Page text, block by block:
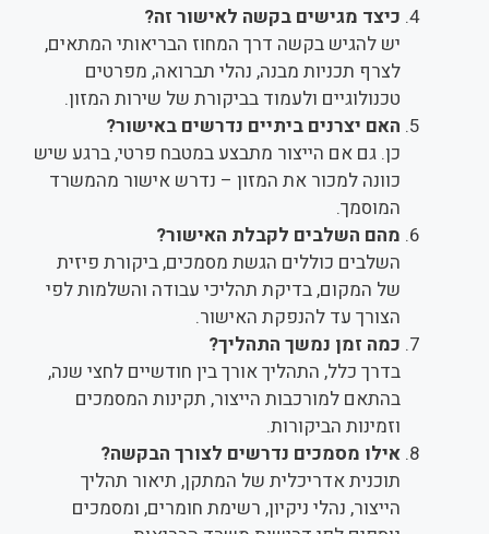
כיצד מגישים בקשה לאישור זה?
יש להגיש בקשה דרך המחוז הבריאותי המתאים,
לצרף תכניות מבנה, נהלי תברואה, מפרטים
טכנולוגיים ולעמוד בביקורת של שירות המזון.
האם יצרנים ביתיים נדרשים באישור?
כן. גם אם הייצור מתבצע במטבח פרטי, ברגע שיש
כוונה למכור את המזון – נדרש אישור מהמשרד
המוסמך.
מהם השלבים לקבלת האישור?
השלבים כוללים הגשת מסמכים, ביקורת פיזית
של המקום, בדיקת תהליכי עבודה והשלמות לפי
הצורך עד להנפקת האישור.
כמה זמן נמשך התהליך?
בדרך כלל, התהליך אורך בין חודשיים לחצי שנה,
בהתאם למורכבות הייצור, תקינות המסמכים
וזמינות הביקורות.
אילו מסמכים נדרשים לצורך הבקשה?
תוכנית אדריכלית של המתקן, תיאור תהליך
הייצור, נהלי ניקיון, רשימת חומרים, ומסמכים